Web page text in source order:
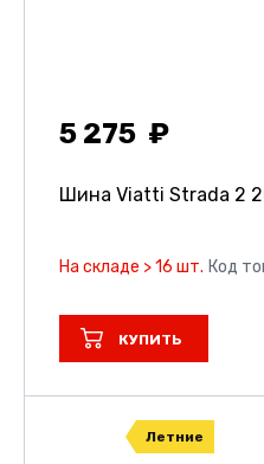
5 275
Шина Viatti Strada 2
На складе > 16 шт. Код
КУПИТЬ
Летние